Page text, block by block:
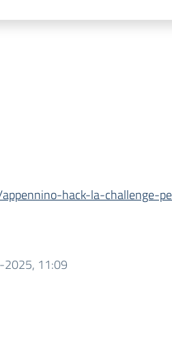
hack-la-challenge-
11:09